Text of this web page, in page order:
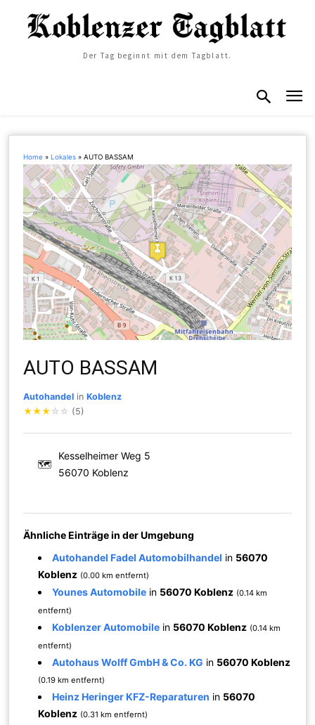
Der Tag beginnt mit dem Tagblatt.
Home »Lokales »AUTO BASSAM
AUTO BASSAM
Autohandel inKoblenz
★★★ ☆ ☆ (5)
🗺
Kesselheimer Weg 5
56070 Koblenz
Ähnliche Einträge in der Umgebung
Autohandel Fadel Automobilhandel in 56070
Koblenz (0.00 km entfernt)
Younes Automobile in 56070 Koblenz (0.14 km
entfernt)
Koblenzer Automobile in 56070 Koblenz (0.14 km
entfernt)
Autohaus Wolff GmbH & Co. KG in 56070 Koblenz
(0.19 km entfernt)
Heinz Heringer KFZ-Reparaturen in 56070
Koblenz (0.31 km entfernt)